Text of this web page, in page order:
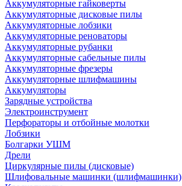
Аккумуляторные гайковерты
Аккумуляторные дисковые пилы
Аккумуляторные лобзики
Аккумуляторные реноваторы
Аккумуляторные рубанки
Аккумуляторные сабельные пилы
Аккумуляторные фрезеры
Аккумуляторные шлифмашины
Аккумуляторы
Зарядные устройства
Электроинструмент
Перфораторы и отбойные молотки
Лобзики
Болгарки УШМ
Дрели
Циркулярные пилы (дисковые)
Шлифовальные машинки (шлифмашинки)